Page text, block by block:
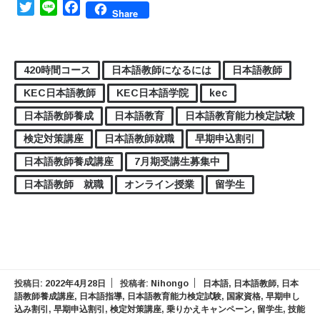
TwitterLine FacebookShare
420時間コース 日本語教師になるには
日本語教師
KEC日本語教師
KEC日本語学院
kec
日本語教師養成
日本語教育
日本語教育能力検定試験
検定対策講座
日本語教師就職
早期申込割引
日本語教師養成講座
7月期受講生募集中
日本語教師 就職
オンライン授業 留学生
投稿日: 2022年4月28日 投稿者: Nihongo 日本語, 日本語教師, 日本
語教師養成講座, 日本語指導, 日本語教育能力検定試験, 国家資格, 早期申し
込み割引 , 早期申込割引 , 検定対策講座, 乗りかえキャンペーン, 留学生, 技能